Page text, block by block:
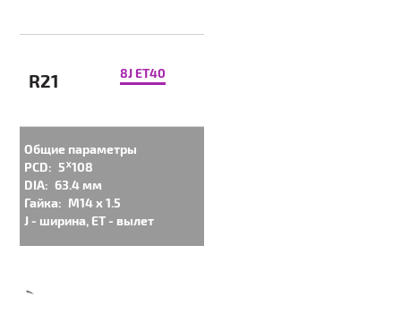
R21 8J ET40
Общие параметры
PCD: 5ᕁ108
DIA: 63.4 мм
Гайка: M14 x 1.5
J - ширина, ET - вылет